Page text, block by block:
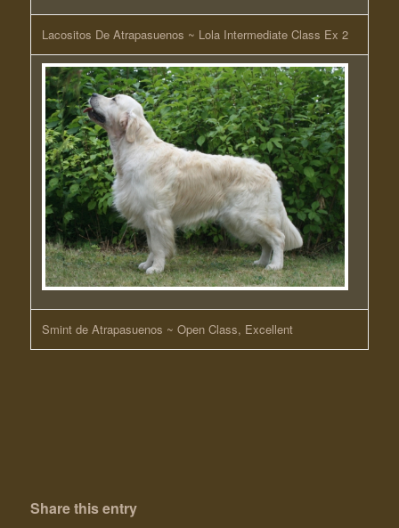
Lacositos De Atrapasuenos ~ Lola Intermediate Class Ex 2
Smint de Atrapasuenos ~ Open Class, Excellent
Share this entry